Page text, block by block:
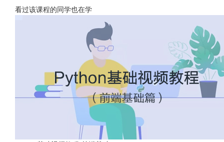
看过该课程的同学也在学